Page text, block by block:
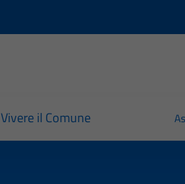
Vivere il Comune